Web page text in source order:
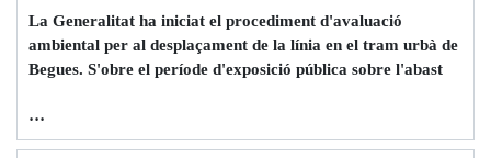
La Generalitat ha iniciat el procediment d'avaluació
ambiental per al desplaçament de la línia en el tram urbà de
Begues. S'obre el període d'exposició pública sobre l'abast
...